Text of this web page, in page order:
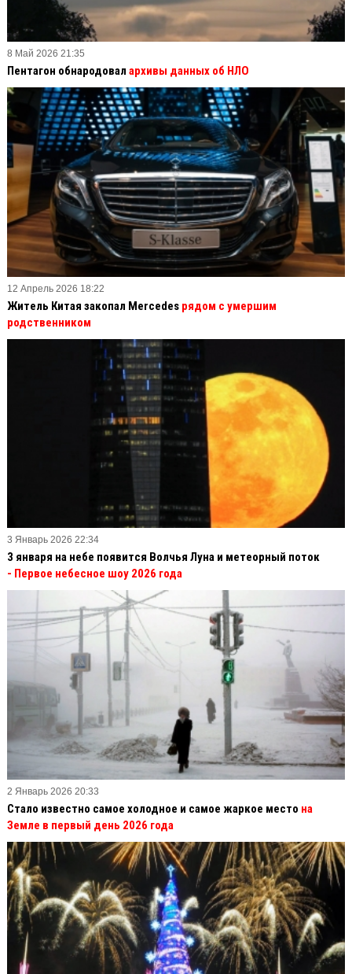
8 Май 2026 21:35
Пентагон обнародовал архивы данных об НЛО
12 Апрель 2026 18:22
Житель Китая закопал Mercedes рядом с умершим
родственником
3 Январь 2026 22:34
3 января на небе появится Волчья Луна и метеорный поток
- Первое небесное шоу 2026 года
2 Январь 2026 20:33
Стало известно самое холодное и самое жаркое место на
Земле в первый день 2026 года